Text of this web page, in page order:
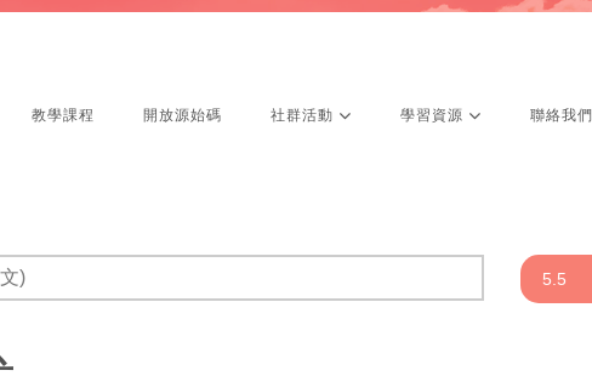
教學課程 開放源始碼 社群活動 學習資源 聯絡我們